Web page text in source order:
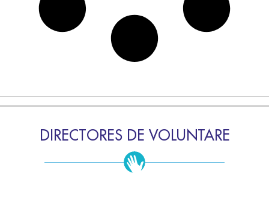
DIRECTORES DE VOLUNTARE